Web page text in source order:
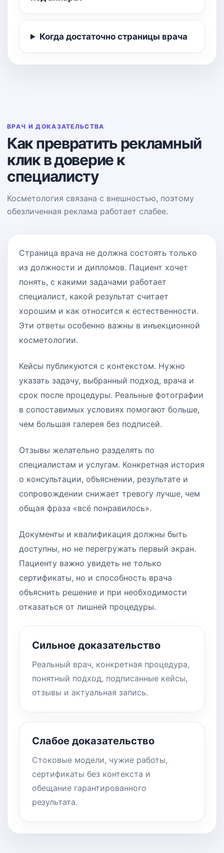
Когда достаточно страницы врача
ВРАЧ И ДОКАЗАТЕЛЬСТВА
Как превратить рекламный
клик в доверие к
специалисту
Косметология связана с внешностью, поэтому
обезличенная реклама работает слабее.
Страница врача не должна состоять только
из должности и дипломов. Пациент хочет
понять, с какими задачами работает
специалист, какой результат считает
хорошим и как относится к естественности.
Эти ответы особенно важны в инъекционной
косметологии.
Кейсы публикуются с контекстом. Нужно
указать задачу, выбранный подход, врача и
срок после процедуры. Реальные фотографии
в сопоставимых условиях помогают больше,
чем большая галерея без подписей.
Отзывы желательно разделять по
специалистам и услугам. Конкретная история
о консультации, объяснении, результате и
сопровождении снижает тревогу лучше, чем
общая фраза «всё понравилось».
Документы и квалификация должны быть
доступны, но не перегружать первый экран.
Пациенту важно увидеть не только
сертификаты, но и способность врача
объяснить решение и при необходимости
отказаться от лишней процедуры.
Сильное доказательство
Реальный врач, конкретная процедура,
понятный подход, подписанные кейсы,
отзывы и актуальная запись.
Слабое доказательство
Стоковые модели, чужие работы,
сертификаты без контекста и
обещание гарантированного
результата.